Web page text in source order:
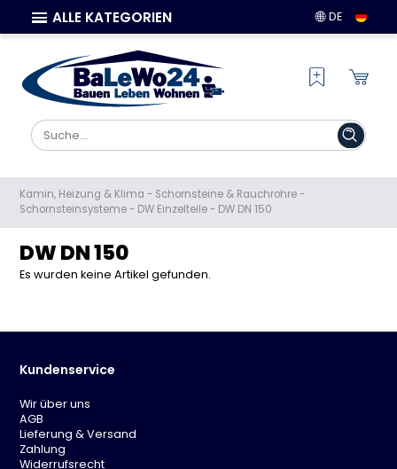
ALLE KATEGORIEN DE
Kamin, Heizung & Klima - Schornsteine & Rauchrohre-
Schornsteinsysteme- DW Einzelteile- DW DN 150
DW DN 150
Es wurden keine Artikel gefunden.
Kundenservice
Wir über uns
AGB
Lieferung & Versand
Zahlung
Widerrufsrecht